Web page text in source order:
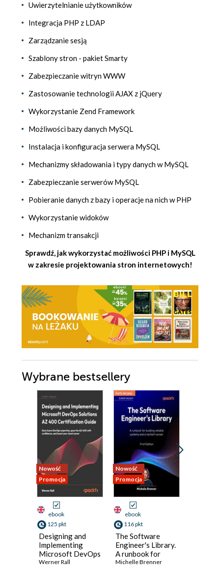
Uwierzytelnianie użytkowników
Integracja PHP z LDAP
Zarządzanie sesją
Szablony stron - pakiet Smarty
Zabezpieczanie witryn WWW
Zastosowanie technologii AJAX z jQuery
Wykorzystanie Zend Framework
Możliwości bazy danych MySQL
Instalacja i konfiguracja serwera MySQL
Mechanizmy składowania i typy danych w MySQL
Zabezpieczanie serwerów MySQL
Pobieranie danych z bazy i operacje na nich w PHP
Wykorzystanie widoków
Mechanizm transakcji
Sprawdź, jak wykorzystać możliwości PHP i MySQL
w zakresie projektowania stron internetowych!
Wybrane bestsellery
Nowość
Promocja
ebook
125 pkt
Designing and
Implementing
Microsoft DevOps
Solutions AZ 400
Werner Rall
Nowość
Promocja
ebook
116 pkt
The Software
Engineer's Library.
A runbook for
building reliable
Michelle Brenner